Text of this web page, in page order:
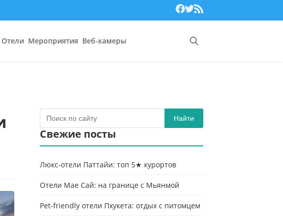
Отели Мероприятия Веб-камеры
Найти
Свежие посты
Люкс-отели Паттайи: топ 5★ курортов
Отели Мае Сай: на границе с Мьянмой
Pet-friendly отели Пхукета: отдых с питомцем